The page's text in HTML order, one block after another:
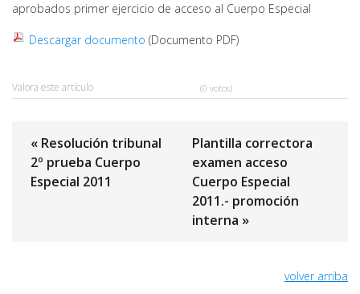
aprobados primer ejercicio de acceso al Cuerpo Especial
Descargar documento (Documento PDF)
Valora este artículo (0 votos)
« Resolución tribunal
2º prueba Cuerpo
Especial 2011
Plantilla correctora
examen acceso
Cuerpo Especial
2011.- promoción
interna »
volver arriba